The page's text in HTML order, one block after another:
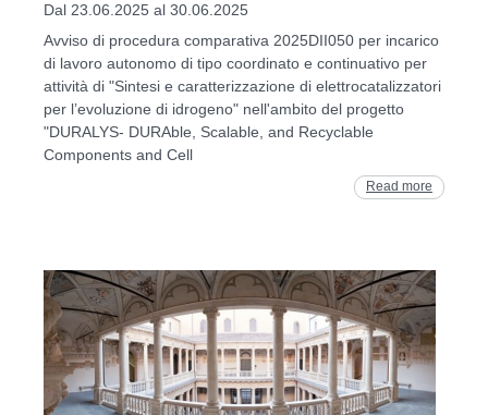
Dal 23.06.2025 al 30.06.2025
Avviso di procedura comparativa 2025DII050 per incarico
di lavoro autonomo di tipo coordinato e continuativo per
attività di "Sintesi e caratterizzazione di elettrocatalizzatori
per l’evoluzione di idrogeno" nell'ambito del progetto
"DURALYS- DURAble, Scalable, and Recyclable
Components and Cell
Read more